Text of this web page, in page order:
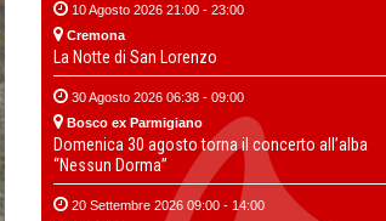
10 Agosto 2026 21:00 - 23:00
Cremona
La Notte di San Lorenzo
30 Agosto 2026 06:38 - 09:00
Bosco ex Parmigiano
Domenica 30 agosto torna il concerto all’alba
“Nessun Dorma”
20 Settembre 2026 09:00 - 14:00